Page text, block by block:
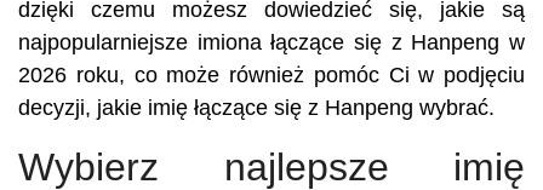
dzięki czemu możesz dowiedzieć się, jakie są
najpopularniejsze imiona łączące się z Hanpeng w
2026 roku, co może również pomóc Ci w podjęciu
decyzji, jakie imię łączące się z Hanpeng wybrać.
Wybierz najlepsze imię